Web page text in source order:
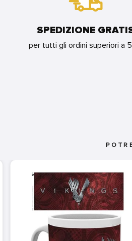
SPEDIZIONE
per tutti gli ordini superiori a